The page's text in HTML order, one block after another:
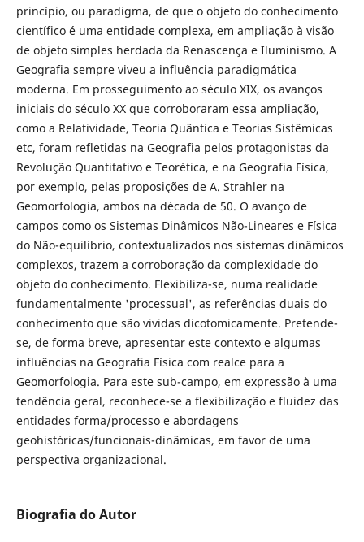
princípio, ou paradigma, de que o objeto do conhecimento
científico é uma entidade complexa, em ampliação à visão
de objeto simples herdada da Renascença e Iluminismo. A
Geografia sempre viveu a influência paradigmática
moderna. Em prosseguimento ao século XIX, os avanços
iniciais do século XX que corroboraram essa ampliação,
como a Relatividade, Teoria Quântica e Teorias Sistêmicas
etc, foram refletidas na Geografia pelos protagonistas da
Revolução Quantitativo e Teorética, e na Geografia Física,
por exemplo, pelas proposições de A. Strahler na
Geomorfologia, ambos na década de 50. O avanço de
campos como os Sistemas Dinâmicos Não-Lineares e Física
do Não-equilíbrio, contextualizados nos sistemas dinâmicos
complexos, trazem a corroboração da complexidade do
objeto do conhecimento. Flexibiliza-se, numa realidade
fundamentalmente 'processual', as referências duais do
conhecimento que são vividas dicotomicamente. Pretende-
se, de forma breve, apresentar este contexto e algumas
influências na Geografia Física com realce para a
Geomorfologia. Para este sub-campo, em expressão à uma
tendência geral, reconhece-se a flexibilização e fluidez das
entidades forma/processo e abordagens
geohistóricas/funcionais-dinâmicas, em favor de uma
perspectiva organizacional.
Biografia do Autor